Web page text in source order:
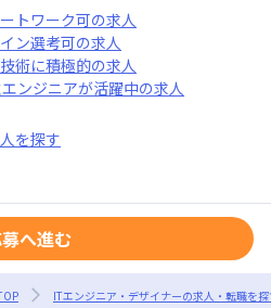
トワーク可の求人
ン選考可の求人
術に積極的の求人
ンジニアが活躍中の求人
を探す
へ進む
ITエンジニア・デザイナーの求人・転職を